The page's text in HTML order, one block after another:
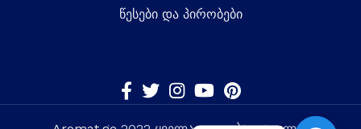
წესები და პირობები